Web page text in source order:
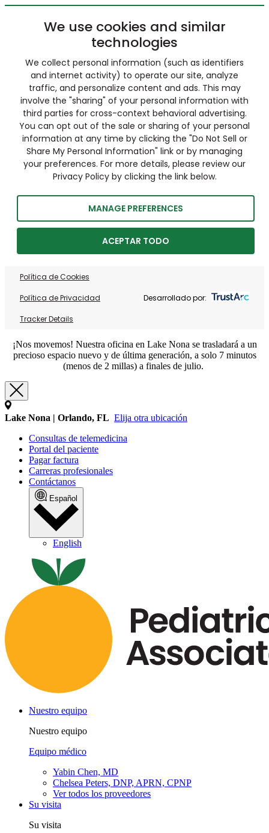
We use cookies and similar
technologies
We collect personal information (such as identifiers
and internet activity) to operate our site, analyze
traffic, and personalize content and ads. This may
involve the "sharing" of your personal information with
third parties for cross-context behavioral advertising.
You can opt out of the sale or sharing of your personal
information at any time by clicking the "Do Not Sell or
Share My Personal Information" link or by managing
your preferences. For more details, please review our
Privacy Policy by clicking the link below.
MANAGE PREFERENCES
ACEPTAR TODO
Política de Cookies
Política de Privacidad
Tracker Details
Desarrollado por:
¡Nos movemos! Nuestra oficina en Lake Nona se trasladará a un
precioso espacio nuevo y de última generación, a solo 7 minutos
(menos de 2 millas) a finales de julio.
Lake Nona | Orlando, FL Elija otra ubicación
Consultas de telemedicina
Portal del paciente
Pagar factura
Carreras profesionales
Contáctanos
Español
English
Nuestro equipo
Nuestro equipo
Equipo médico
Yabin Chen, MD
Chelsea Peters, DNP, APRN, CPNP
Ver todos los proveedores
Su visita
Su visita